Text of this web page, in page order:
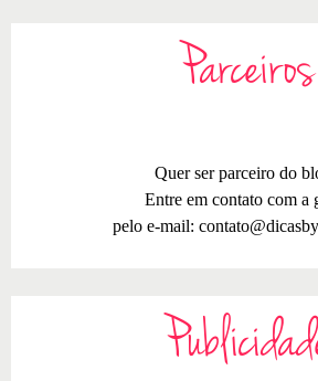
Parceiros
Quer ser parceiro do
Entre em contato com a
pelo e-mail: